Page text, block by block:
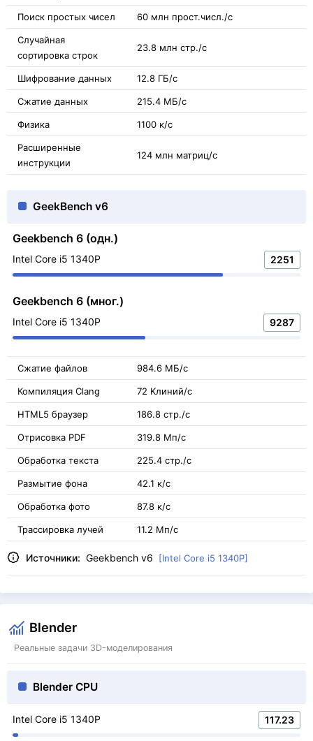
Поиск простых чисел 60 млн прост.числ./с
Случайная
сортировка строк
23.8 млн стр./с
Шифрование данных 12.8 ГБ/с
Сжатие данных 215.4 МБ/с
Физика 1100 к/с
Расширенные
инструкции
124 млн матриц/с
GeekBench v6
Geekbench 6 (одн.)
Intel Core i5 1340P 2251
Geekbench 6 (мног.)
Intel Core i5 1340P 9287
Сжатие файлов 984.6 МБ/с
Компиляция Clang 72 Kлиний/с
HTML5 браузер 186.8 стр./с
Отрисовка PDF 319.8 Мп/с
Обработка текста 225.4 стр./с
Размытие фона 42.1 к/с
Обработка фото 87.8 к/с
Трассировка лучей 11.2 Мп/с
Источники: Geekbench v6 [Intel Core i5 1340P]
Blender
Реальные задачи 3D-моделирования
Blender CPU
Intel Core i5 1340P 117.23